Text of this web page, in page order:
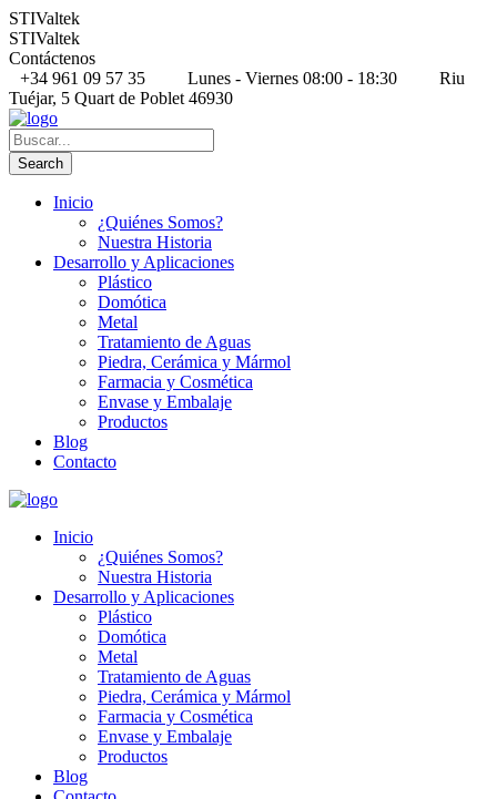
STIValtek
STIValtek
Contáctenos
+34 961 09 57 35
Lunes - Viernes 08:00 - 18:30
Riu
Tuéjar, 5 Quart de Poblet 46930
Inicio
¿Quiénes Somos?
Nuestra Historia
Desarrollo y Aplicaciones
Plástico
Domótica
Metal
Tratamiento de Aguas
Piedra, Cerámica y Mármol
Farmacia y Cosmética
Envase y Embalaje
Productos
Blog
Contacto
Inicio
¿Quiénes Somos?
Nuestra Historia
Desarrollo y Aplicaciones
Plástico
Domótica
Metal
Tratamiento de Aguas
Piedra, Cerámica y Mármol
Farmacia y Cosmética
Envase y Embalaje
Productos
Blog